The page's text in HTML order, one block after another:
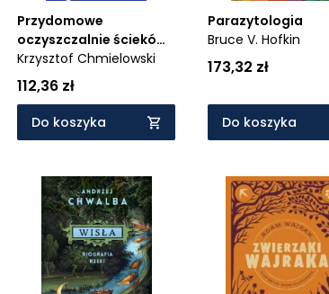
Przydomowe
oczyszczalnie ścieków.
Kompendium wiedzy
dla projektantów,
wykonawców i
użytkowników
Krzysztof Chmielowski
112,36 zł
Do koszyka
Parazytologia
Bruce V. Hofkin
173,32 zł
Do koszyka